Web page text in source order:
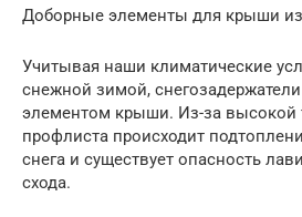
Доборные элементы для крыши
Учитывая наши климатические
снежной зимой,
элементом крыши. Из-за высокой
профлиста происходит
снега и существует опасность
схода.